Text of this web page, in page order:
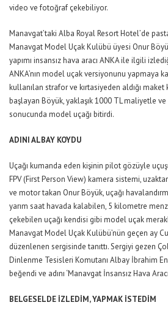
video ve fotoğraf çekebiliyor.
Manavgat’taki Alba Royal Resort Hotel’de
Manavgat Model Uçak Kulübü üyesi Onur
yapımı insansız hava aracı ANKA ile ilgili
ANKA’nın model uçak versiyonunu yapmaya
kullanılan strafor ve kırtasiyeden aldığı
başlayan Böyük, yaklaşık 1000 TL maliyetle ve
sonucunda model uçağı bitirdi.
ADINI ALBAY KOYDU
Uçağı kumanda eden kişinin pilot gözüyle
FPV (First Person View) kamera sistemi,
ve motor takan Onur Böyük, uçağı
yarım saat havada kalabilen, 5 kilometre
çekebilen uçağı kendisi gibi model uçak
Manavgat Model Uçak Kulübü’nün geçen ay
düzenlenen sergisinde tanıttı. Sergiyi gezen
Dinlenme Tesisleri Komutanı Albay İbrahim
beğendi ve adını ‘Manavgat İnsansız Hava
BELGESELDE İZLEDİM, YAPMAK İSTEDİM